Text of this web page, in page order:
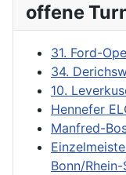
offene
31. Ford-
34.
10.
Hennefer
Manfred-
Bonn/Rhein-